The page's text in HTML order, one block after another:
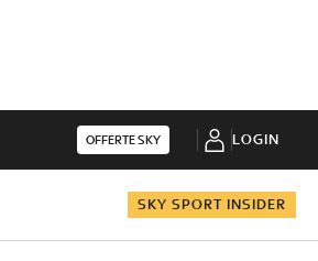
OFFERTE SKY LOGIN
SKY SPORT INSIDER